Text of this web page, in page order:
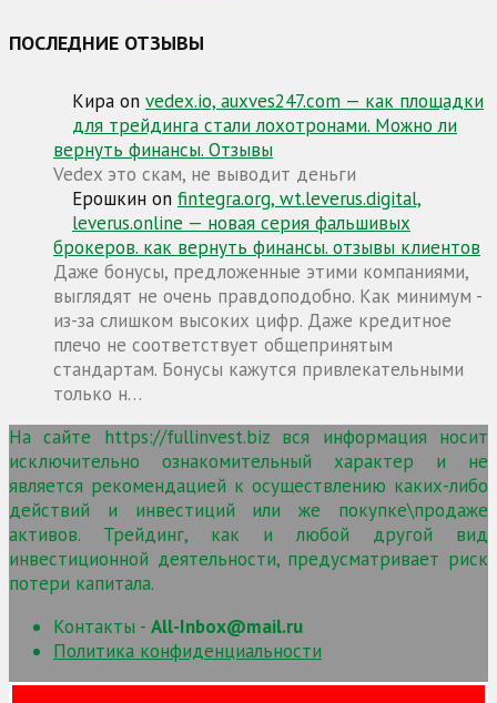
ПОСЛЕДНИЕ ОТЗЫВЫ
Кира on vedex.io, auxves247.com — как площадки
для трейдинга стали лохотронами. Можно ли
вернуть финансы. Отзывы
Vedex это скам, не выводит деньги
Ерошкин on fintegra.org, wt.leverus.digital,
leverus.online — новая серия фальшивых
брокеров. как вернуть финансы. отзывы клиентов
Даже бонусы, предложенные этими компаниями,
выглядят не очень правдоподобно. Как минимум -
из-за слишком высоких цифр. Даже кредитное
плечо не соответствует общепринятым
стандартам. Бонусы кажутся привлекательными
только н…
На сайте https://fullinvest.biz вся информация носит
исключительно ознакомительный характер и не
является рекомендацией к осуществлению каких-либо
действий и инвестиций или же покупке\продаже
активов. Трейдинг, как и любой другой вид
инвестиционной деятельности, предусматривает риск
потери капитала.
Контакты - All-Inbox@mail.ru
Политика конфиденциальности